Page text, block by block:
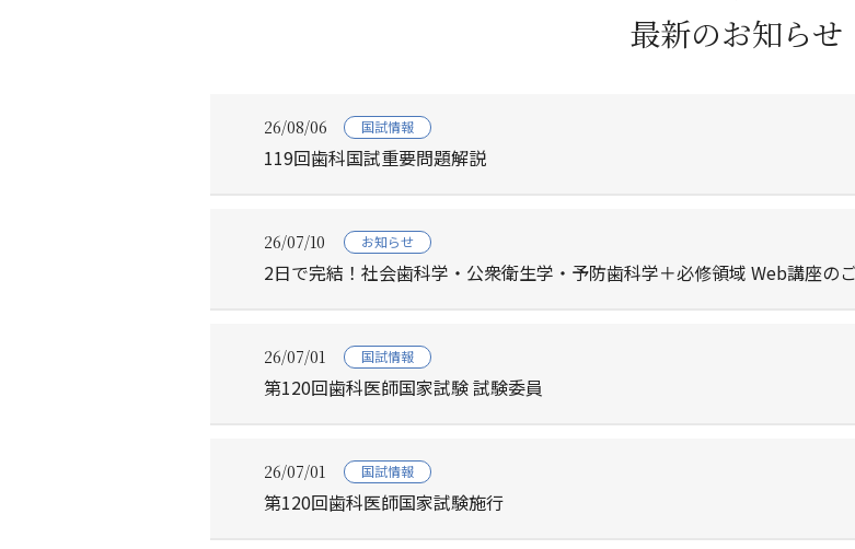
最新のお知らせ
26/08/06 国試情報
119回歯科国試重要問題解説
26/07/10 お知らせ
2日で完結！社会歯科学・公衆衛生学・予防歯科学＋必修領域 Web講座の
26/07/01 国試情報
第120回歯科医師国家試験 試験委員
26/07/01 国試情報
第120回歯科医師国家試験施行